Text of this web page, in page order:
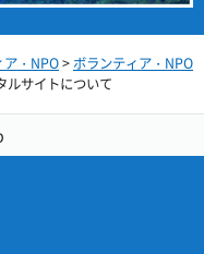
ア・NPO> ボランティア・NPO
ルサイトについて